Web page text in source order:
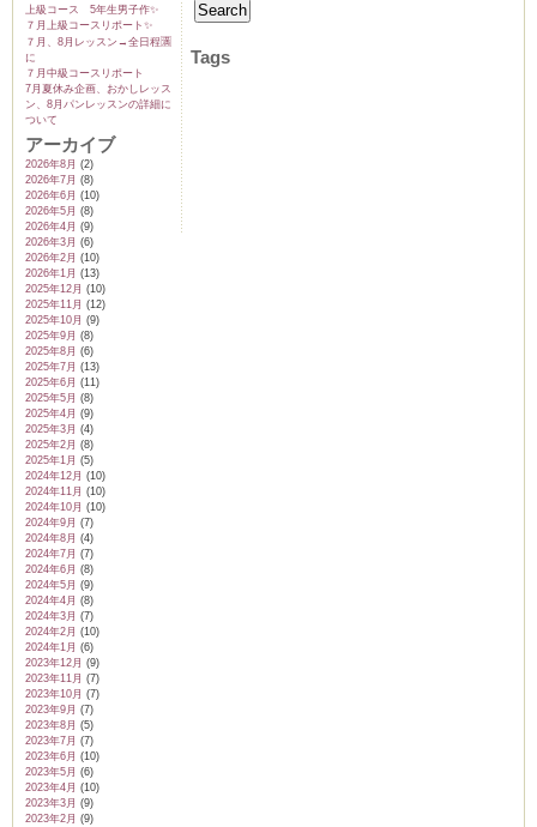
上級コース 5年生男子作✨️
７月上級コースリポート✨️
７月、8月レッスン→全日程🈵
に
７月中級コースリポート
7月夏休み企画、おかしレッス
ン、8月パンレッスンの詳細に
ついて
アーカイブ
2026年8月 (2)
2026年7月 (8)
2026年6月 (10)
2026年5月 (8)
2026年4月 (9)
2026年3月 (6)
2026年2月 (10)
2026年1月 (13)
2025年12月 (10)
2025年11月 (12)
2025年10月 (9)
2025年9月 (8)
2025年8月 (6)
2025年7月 (13)
2025年6月 (11)
2025年5月 (8)
2025年4月 (9)
2025年3月 (4)
2025年2月 (8)
2025年1月 (5)
2024年12月 (10)
2024年11月 (10)
2024年10月 (10)
2024年9月 (7)
2024年8月 (4)
2024年7月 (7)
2024年6月 (8)
2024年5月 (9)
2024年4月 (8)
2024年3月 (7)
2024年2月 (10)
2024年1月 (6)
2023年12月 (9)
2023年11月 (7)
2023年10月 (7)
2023年9月 (7)
2023年8月 (5)
2023年7月 (7)
2023年6月 (10)
2023年5月 (6)
2023年4月 (10)
2023年3月 (9)
2023年2月 (9)
Tags